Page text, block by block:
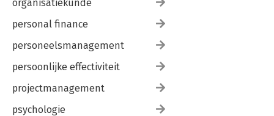
organisatiekunde
personal finance
personeelsmanagement
persoonlijke effectiviteit
projectmanagement
psychologie